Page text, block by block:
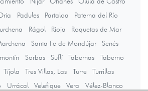
Padules Partaloa
Paterna del Río
Rágol Rioja
Roquetas de Mar
Santa Fe de Mondújar
Senés
Sorbas Suflí Tabernas
Taberno
Tíjola Tres Villas, Las Turre
Turrillas
Urrácal Velefique Vera
Vélez-Blanco